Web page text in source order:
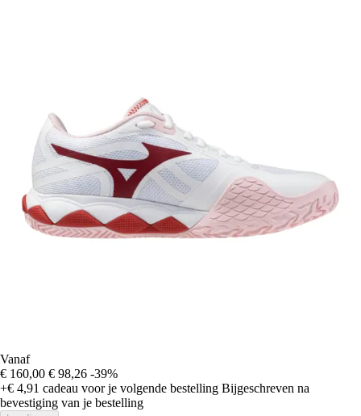
Vanaf
€ 160,00 € 98,26 -39%
+€ 4,91 cadeau voor je volgende bestelling Bijgeschreven na
bevestiging van je bestelling